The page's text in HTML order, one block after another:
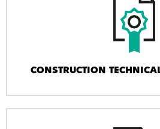
CONSTRUCTION